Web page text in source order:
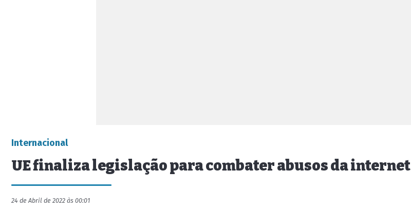
Internacional
UE finaliza legislação para combater abusos da internet
24 de Abril de 2022 às 00:01